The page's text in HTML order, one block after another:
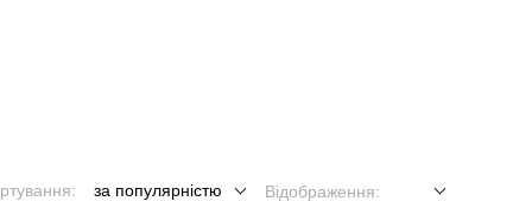
за популярністю Відображення: